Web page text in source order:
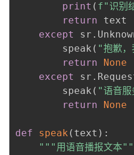
print ( f"识别
return text
except
sr .
        speak
( "抱歉，
return
None
except
sr .
        speak
( "语音服
return
None
def speak ( text ) :
"""用语音播报文本